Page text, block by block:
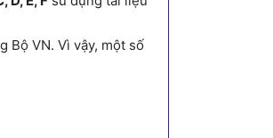
Bộ VN. Vì vậy, một số